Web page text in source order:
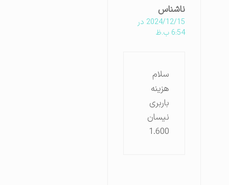
ناشناس
2024/12/15 در
سلام
هزینه
باربری
نیسان
1.600